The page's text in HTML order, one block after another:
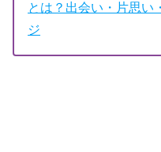
とは？出会い・片思い
ジ